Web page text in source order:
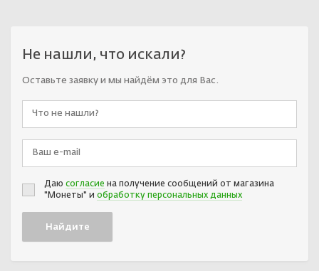
Не нашли, что искали?
Оставьте заявку и мы найдём это для Вас.
Даю согласие на получение сообщений от магазина
"Монеты" и обработку персональных данных